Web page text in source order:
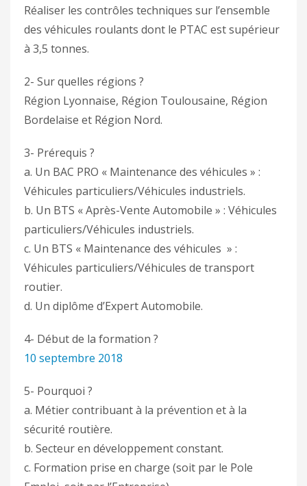
Réaliser les contrôles techniques sur l’ensemble
des véhicules roulants dont le PTAC est supérieur
à 3,5 tonnes.
2- Sur quelles régions ?
Région Lyonnaise, Région Toulousaine, Région
Bordelaise et Région Nord.
3- Prérequis ?
a. Un BAC PRO « Maintenance des véhicules » :
Véhicules particuliers/Véhicules industriels.
b. Un BTS « Après-Vente Automobile » : Véhicules
particuliers/Véhicules industriels.
c. Un BTS « Maintenance des véhicules » :
Véhicules particuliers/Véhicules de transport
routier.
d. Un diplôme d’Expert Automobile.
4- Début de la formation ?
10 septembre 2018
5- Pourquoi ?
a. Métier contribuant à la prévention et à la
sécurité routière.
b. Secteur en développement constant.
c. Formation prise en charge (soit par le Pole